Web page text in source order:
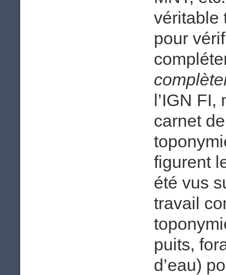
véritable
pour
l’IGN FI,
carnet
figurent
été vus
travail
puits,
d’eau)